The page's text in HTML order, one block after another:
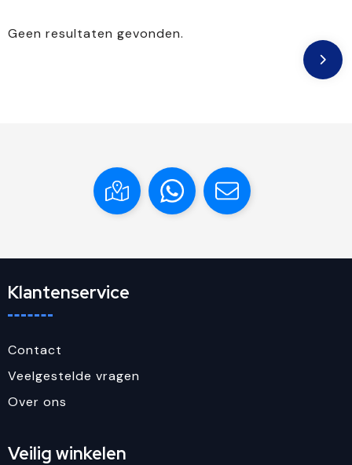
Geen resultaten gevonden.
Klantenservice
Contact
Veelgestelde vragen
Over ons
Veilig winkelen